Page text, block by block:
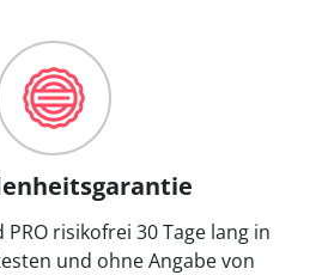
risikofrei 30 Tage lang in
und ohne Angabe von